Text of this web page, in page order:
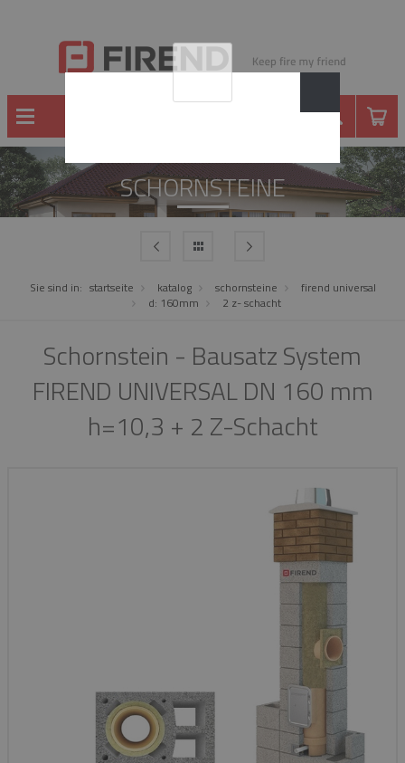
SCHORNSTEINE
Sie sind in: startseite katalog schornsteine
firend universal
d: 160mm
2 z- schacht
Schornstein - Bausatz System
FIREND UNIVERSAL DN 160 mm
h=10,3 + 2 Z-Schacht